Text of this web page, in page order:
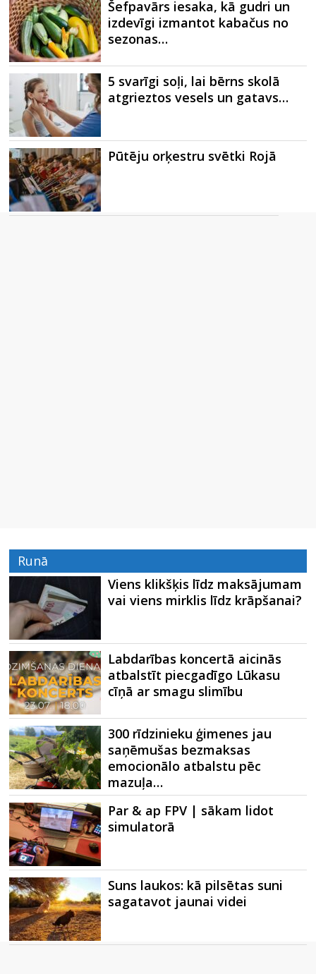
Šefpavārs iesaka, kā gudri un
izdevīgi izmantot kabačus no
sezonas…
5 svarīgi soļi, lai bērns skolā
atgrieztos vesels un gatavs…
Pūtēju orķestru svētki Rojā
Runā
Viens klikšķis līdz maksājumam
vai viens mirklis līdz krāpšanai?
Labdarības koncertā aicinās
atbalstīt piecgadīgo Lūkasu
cīņā ar smagu slimību
300 rīdzinieku ģimenes jau
saņēmušas bezmaksas
emocionālo atbalstu pēc
mazuļa…
Par & ap FPV | sākam lidot
simulatorā
Suns laukos: kā pilsētas suni
sagatavot jaunai videi